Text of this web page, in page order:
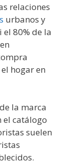
relaciones
urbanos y
80% de la
hogar en
la marca
el catálogo
suelen